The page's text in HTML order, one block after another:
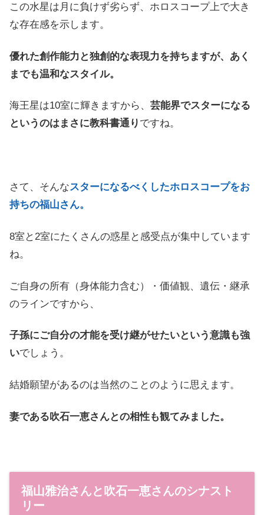
この水星は月に負けず劣らず、ホロスコープ上で大き
な存在感を示します。
優れた創作能力と独創的な表現力を持ちますが、あく
までも温和なスタイル。
海王星は10室に輝きますから、 芸能界でスターになる
というのはまさに教科書通り ですね。
さて、そんなスターになるべくしたホロスコープをお
持ちの福山さん。
8室と2室にたくさんの惑星と感受点が集中しています
ね。
ご自身の所有（身体能力含む）・価値観、遺伝・継承
のラインですから、
子孫にご自分の才能を受け継がせたいという意識も強
いでしょう。
結婚願望があるのは当然のことのように思えます。
妻である吹石一恵さんとの相性も観てみました。
福山雅治さんと吹石一恵さんのシナスト
リー